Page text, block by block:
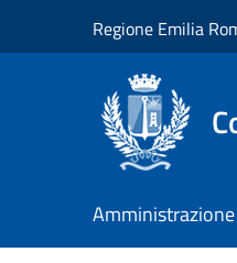
Regione Emilia
Amministrazione